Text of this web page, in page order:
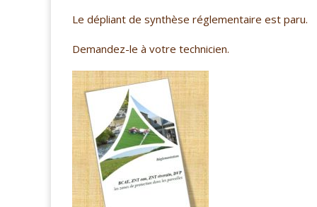
Le dépliant de synthèse réglementaire est paru.
Demandez-le à votre technicien.